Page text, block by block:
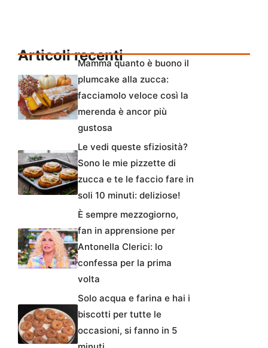
Articoli recentiMamma quanto è buono il
plumcake alla zucca:
facciamolo veloce così la
merenda è ancor più
gustosa
Le vedi queste sfiziosità?
Sono le mie pizzette di
zucca e te le faccio fare in
soli 10 minuti: deliziose!
È sempre mezzogiorno,
fan in apprensione per
Antonella Clerici: lo
confessa per la prima
volta
Solo acqua e farina e hai i
biscotti per tutte le
occasioni, si fanno in 5